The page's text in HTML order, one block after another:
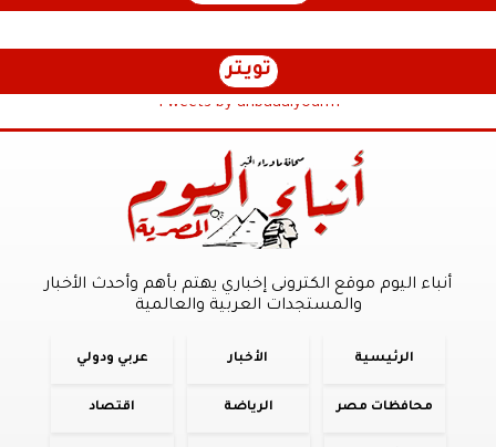
تويتر
Tweets by anbaaalyoum1
أنباء اليوم موقع الكترونى إخباري يهتم بأهم وأحدث الأخبار
والمستجدات العربية والعالمية
الرئيسية الأخبار عربي ودولي
محافظات مصر الرياضة اقتصاد